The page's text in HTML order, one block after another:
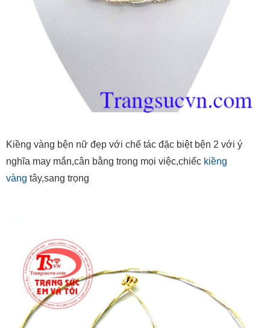
Kiềng vàng bện nữ đẹp với chế tác đặc biệt bện 2 với ý
nghĩa may mắn,cân bằng trong mọi việc,chiếc kiềng
vàng tây,sang trọng